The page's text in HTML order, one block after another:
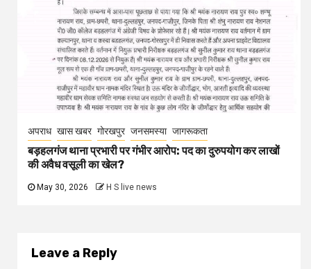
अपराध खास खबर गोरखपुर जनसमस्या जागरूकता
बड़हलगंज थाना प्रभारी पर गंभीर आरोप: पद का दुरुपयोग कर लाखों
की अवैध वसूली का खेल?
May 30, 2026 H S live news
Leave a Reply